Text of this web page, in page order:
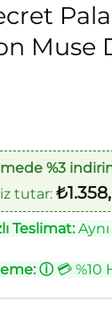
Muse
%3
tutar: ₺
Teslimat:
ⓘ💳 %10